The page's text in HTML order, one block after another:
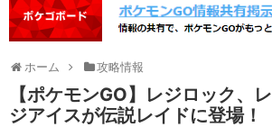
ホーム 攻略情報
【ポケモンGO】レジロック、
ジアイスが伝説レイドに登場！